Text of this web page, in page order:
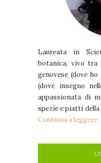
Laureata in
botanica, vivo tra
genovese (dove
(dove insegno
appassionata di
spezie e piatti
Continua a leggere